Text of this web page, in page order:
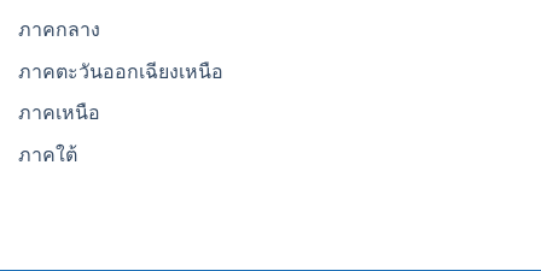
ภาคกลาง
ภาคตะวันออกเฉียงเหนือ
ภาคเหนือ
ภาคใต้